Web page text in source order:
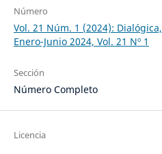
Número
Vol. 21 Núm. 1 (2024):
Enero-Junio 2024, Vol. 21 Nº 1
Sección
Número Completo
Licencia